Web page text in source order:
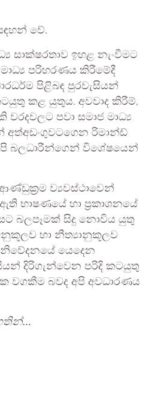
වේ.
සාක්ෂරතාව ඉහළ නැංවීමට
පරිහරණය කිරීමේදී
පිළිබඳ පුරවැසියන්
කළ යුතුය. අවවාද කිරීම්,
පවා සමාජ මාධ්‍ය
අත්අඩංගුවටගෙන රිමාන්ඩ්
බලධාරීන්ගෙන් විශේෂයෙන්
ව්‍යවස්ථාවෙන්
භාෂණයේ හා ප්‍රකාශනයේ
බලපෑමක් සිදු නොවිය යුතු
හා නීත්‍යානුකූලව
යෙදෙන
දිරිගැන්වෙන පරිදි කටයුතු
වගකීම බවද අපි අවධාරණය